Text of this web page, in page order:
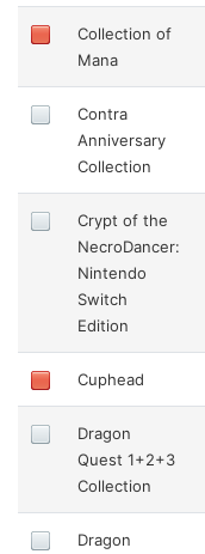
Collection of
Mana
Contra
Anniversary
Collection
Crypt of the
NecroDancer:
Nintendo
Switch
Edition
Cuphead
Dragon
Quest 1+2+3
Collection
Dragon